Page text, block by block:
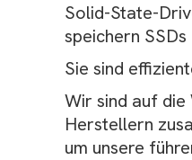
Solid-State-
speichern
Sie sind
Wir sind auf
Herstellern
um unsere